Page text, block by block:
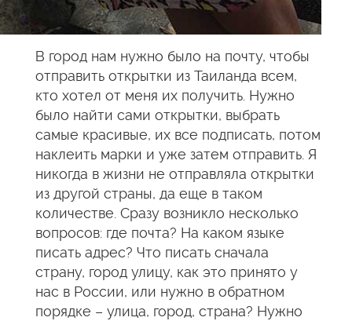
В город нам нужно было на почту, чтобы
отправить открытки из Таиланда всем,
кто хотел от меня их получить. Нужно
было найти сами открытки, выбрать
самые красивые, их все подписать, потом
наклеить марки и уже затем отправить. Я
никогда в жизни не отправляла открытки
из другой страны, да еще в таком
количестве. Сразу возникло несколько
вопросов: где почта? На каком языке
писать адрес? Что писать сначала
страну, город улицу, как это принято у
нас в России, или нужно в обратном
порядке – улица, город, страна? Нужно